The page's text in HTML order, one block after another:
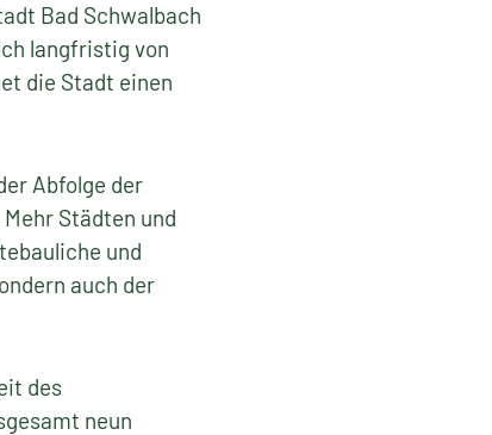
Bad Schwalbach
langfristig von
die Stadt einen
Abfolge der
Städten und
und
auch der
des
neun